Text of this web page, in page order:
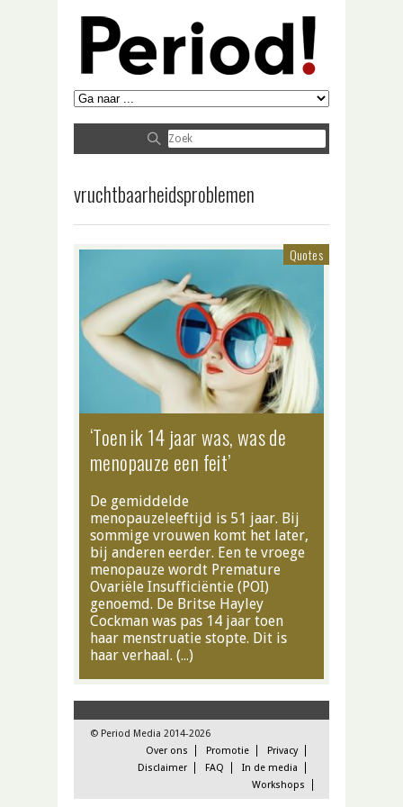
vruchtbaarheidsproblemen
Quotes
‘Toen ik 14 jaar was, was de
menopauze een feit’
De gemiddelde
menopauzeleeftijd is 51 jaar. Bij
sommige vrouwen komt het later,
bij anderen eerder. Een te vroege
menopauze wordt Premature
Ovariële Insufficiëntie (POI)
genoemd. De Britse Hayley
Cockman was pas 14 jaar toen
haar menstruatie stopte. Dit is
haar verhaal. (…)
© Period Media 2014-2026
Over ons
Promotie
Privacy
Disclaimer
FAQ
In de media
Workshops